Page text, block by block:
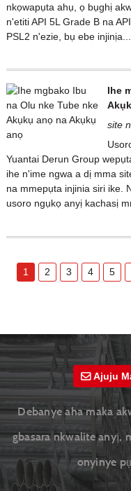
nkọwapụta ahụ, ọ bụghị
n'etiti API 5L Grade B na
PSL2 n'ezie, bụ ebe injinịa...
Ihe
site
Yuantai Derun Group
ihe n'ime ngwa a dị mma
na mmepụta injinia siri ike.
usoro ngụkọ anyị kachasị
1 2 3 4 5
Ajuju
Debanye aha maka
gbasara nkwalite anyị,
onyinye